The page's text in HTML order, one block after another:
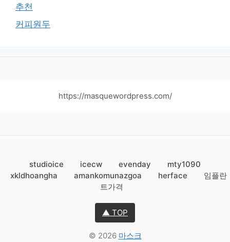
추천
커피원두
https://masquewordpress.com/
studioice icecw evenday
mty1090
xkldhoangha
amankomunazgoa herface
임플란
트가격
▲ TOP
© 2026 마스크